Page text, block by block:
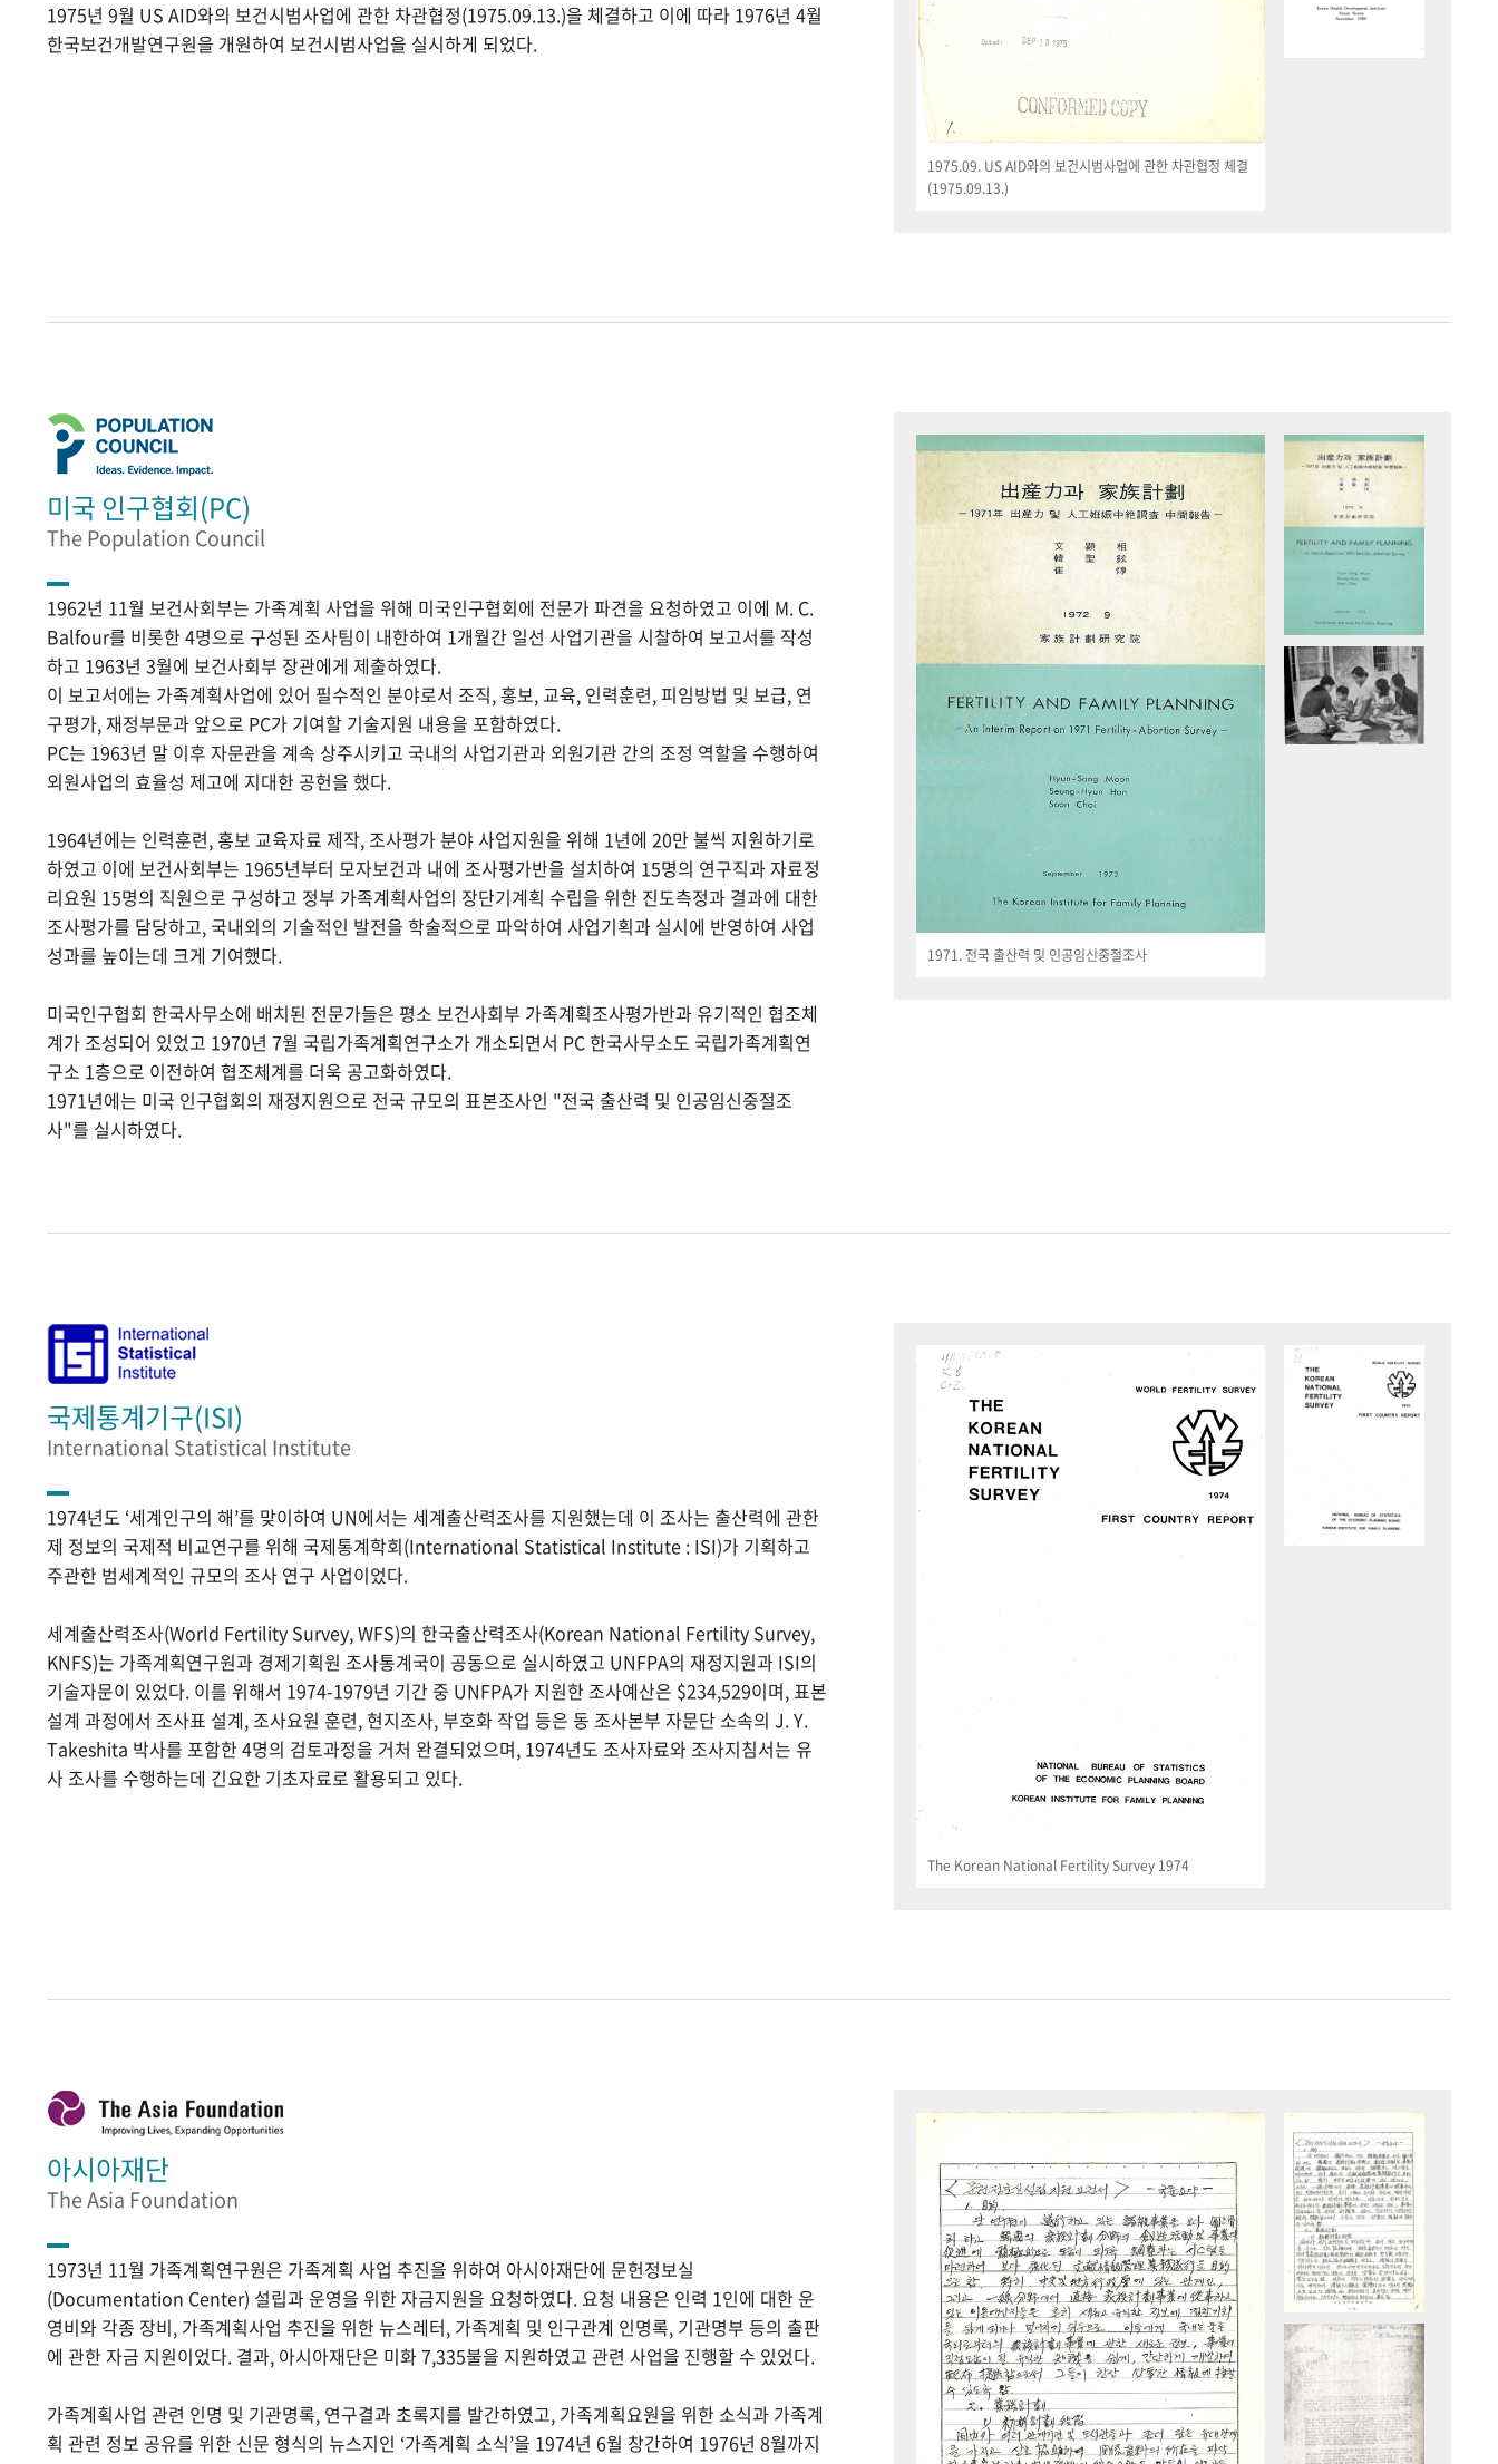
1975년 9월 US AID와의 보건시범사업에 관한 차관협정(1975.09.13.)을 체결하고 이에 따라 1976년 4월
한국보건개발연구원을 개원하여 보건시범사업을 실시하게 되었다.
1975.09. US AID와의 보건시범사업에 관한 차관협정 체결
(1975.09.13.)
미국 인구협회(PC)
The Population Council
1962년 11월 보건사회부는 가족계획 사업을 위해 미국인구협회에 전문가 파견을 요청하였고 이에 M. C.
Balfour를 비롯한 4명으로 구성된 조사팀이 내한하여 1개월간 일선 사업기관을 시찰하여 보고서를 작성
하고 1963년 3월에 보건사회부 장관에게 제출하였다.
이 보고서에는 가족계획사업에 있어 필수적인 분야로서 조직, 홍보, 교육, 인력훈련, 피임방법 및 보급, 연
구평가, 재정부문과 앞으로 PC가 기여할 기술지원 내용을 포함하였다.
PC는 1963년 말 이후 자문관을 계속 상주시키고 국내의 사업기관과 외원기관 간의 조정 역할을 수행하여
외원사업의 효율성 제고에 지대한 공헌을 했다.
1964년에는 인력훈련, 홍보 교육자료 제작, 조사평가 분야 사업지원을 위해 1년에 20만 불씩 지원하기로
하였고 이에 보건사회부는 1965년부터 모자보건과 내에 조사평가반을 설치하여 15명의 연구직과 자료정
리요원 15명의 직원으로 구성하고 정부 가족계획사업의 장단기계획 수립을 위한 진도측정과 결과에 대한
조사평가를 담당하고, 국내외의 기술적인 발전을 학술적으로 파악하여 사업기획과 실시에 반영하여 사업
성과를 높이는데 크게 기여했다.
미국인구협회 한국사무소에 배치된 전문가들은 평소 보건사회부 가족계획조사평가반과 유기적인 협조체
계가 조성되어 있었고 1970년 7월 국립가족계획연구소가 개소되면서 PC 한국사무소도 국립가족계획연
구소 1층으로 이전하여 협조체계를 더욱 공고화하였다.
1971년에는 미국 인구협회의 재정지원으로 전국 규모의 표본조사인 "전국 출산력 및 인공임신중절조
사"를 실시하였다.
1971. 전국 출산력 및 인공임신중절조사
국제통계기구(ISI)
International Statistical Institute
1974년도 ‘세계인구의 해’를 맞이하여 UN에서는 세계출산력조사를 지원했는데 이 조사는 출산력에 관한
제 정보의 국제적 비교연구를 위해 국제통계학회(International Statistical Institute : ISI)가 기획하고
주관한 범세계적인 규모의 조사 연구 사업이었다.
세계출산력조사(World Fertility Survey, WFS)의 한국출산력조사(Korean National Fertility Survey,
KNFS)는 가족계획연구원과 경제기획원 조사통계국이 공동으로 실시하였고 UNFPA의 재정지원과 ISI의
기술자문이 있었다. 이를 위해서 1974-1979년 기간 중 UNFPA가 지원한 조사예산은 $234,529이며, 표본
설계 과정에서 조사표 설계, 조사요원 훈련, 현지조사, 부호화 작업 등은 동 조사본부 자문단 소속의 J. Y.
Takeshita 박사를 포함한 4명의 검토과정을 거처 완결되었으며, 1974년도 조사자료와 조사지침서는 유
사 조사를 수행하는데 긴요한 기초자료로 활용되고 있다.
The Korean National Fertility Survey 1974
아시아재단
The Asia Foundation
1973년 11월 가족계획연구원은 가족계획 사업 추진을 위하여 아시아재단에 문헌정보실
(Documentation Center) 설립과 운영을 위한 자금지원을 요청하였다. 요청 내용은 인력 1인에 대한 운
영비와 각종 장비, 가족계획사업 추진을 위한 뉴스레터, 가족계획 및 인구관계 인명록, 기관명부 등의 출판
에 관한 자금 지원이었다. 결과, 아시아재단은 미화 7,335불을 지원하였고 관련 사업을 진행할 수 있었다.
가족계획사업 관련 인명 및 기관명록, 연구결과 초록지를 발간하였고, 가족계획요원을 위한 소식과 가족계
획 관련 정보 공유를 위한 신문 형식의 뉴스지인 ‘가족계획 소식’을 1974년 6월 창간하여 1976년 8월까지